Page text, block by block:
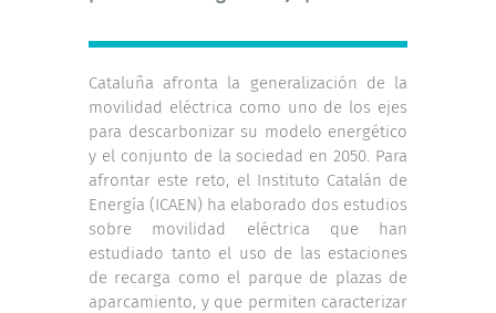
Cataluña afronta la generalización de la
movilidad eléctrica como uno de los ejes
para descarbonizar su modelo energético
y el conjunto de la sociedad en 2050. Para
afrontar este reto, el Instituto Catalán de
Energía (ICAEN) ha elaborado dos estudios
sobre movilidad eléctrica que han
estudiado tanto el uso de las estaciones
de recarga como el parque de plazas de
aparcamiento, y que permiten caracterizar